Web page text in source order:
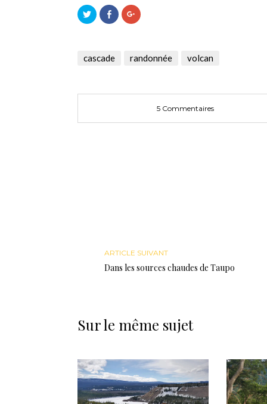
Cliquez
pour
partager
une
nouvelle
Cliquez
pour
partager
une
nouvelle
Cliquez
pour
dans
une
cascade randonnée volcan
5 Commentaires
ARTICLE SUIVANT
Dans les sources chaudes de Taupo
Sur le même sujet